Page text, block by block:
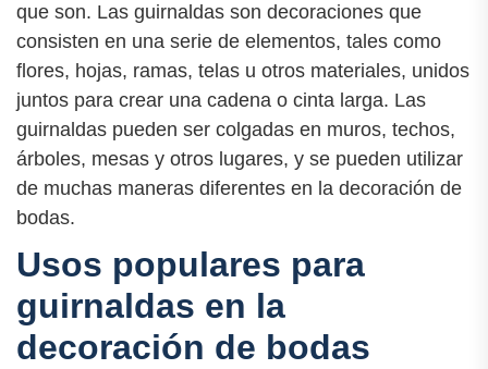
que son. Las guirnaldas son decoraciones que
consisten en una serie de elementos, tales como
flores, hojas, ramas, telas u otros materiales, unidos
juntos para crear una cadena o cinta larga. Las
guirnaldas pueden ser colgadas en muros, techos,
árboles, mesas y otros lugares, y se pueden utilizar
de muchas maneras diferentes en la decoración de
bodas.
Usos populares para
guirnaldas en la
decoración de bodas